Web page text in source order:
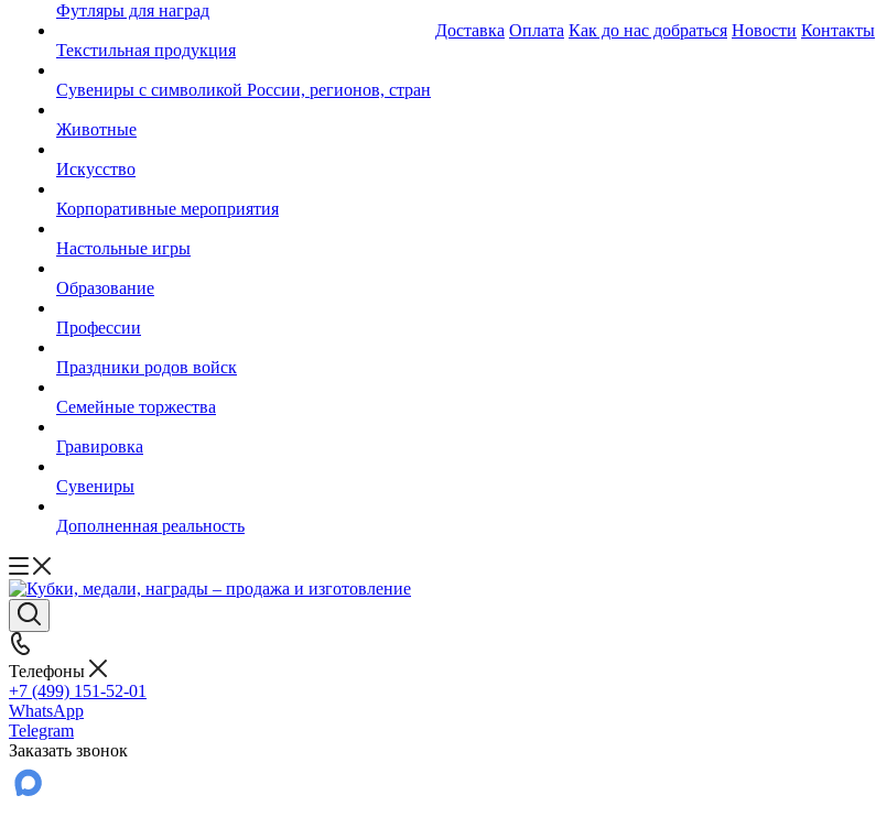
Футляры для наград
Текстильная продукция
Сувениры с символикой России, регионов, стран
Животные
Искусство
Корпоративные мероприятия
Настольные игры
Образование
Профессии
Праздники родов войск
Семейные торжества
Гравировка
Сувениры
Дополненная реальность
Доставка Оплата Как до нас добраться Новости Контакты
Телефоны
+7 (499) 151-52-01
WhatsApp
Telegram
Заказать звонок